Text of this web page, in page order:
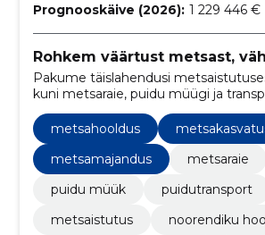
Prognooskäive (2026): 1 229 446 €
Rohkem väärtust metsast,
Pakume täislahendusi
kuni metsaraie, puidu müügi ja
Optimeerime puistu väärtust,
halduskoormust ning tagame
õigeaegse tarneahela.
metsahooldus
metsamajandus
metsaraie
puidu müük
puidutransport
metsaistutus
noorendiku